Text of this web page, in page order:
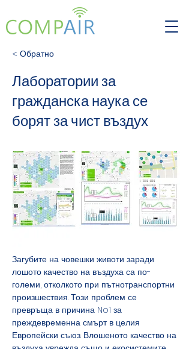
< Обратно
Лаборатории за
гражданска наука се
борят за чист въздух
Загубите на човешки животи заради
лошото качество на въздуха са по-
големи, отколкото при пътнотранспортни
произшествия. Този проблем се
превръща в причина No1 за
преждевременна смърт в целия
Европейски съюз. Влошеното качество на